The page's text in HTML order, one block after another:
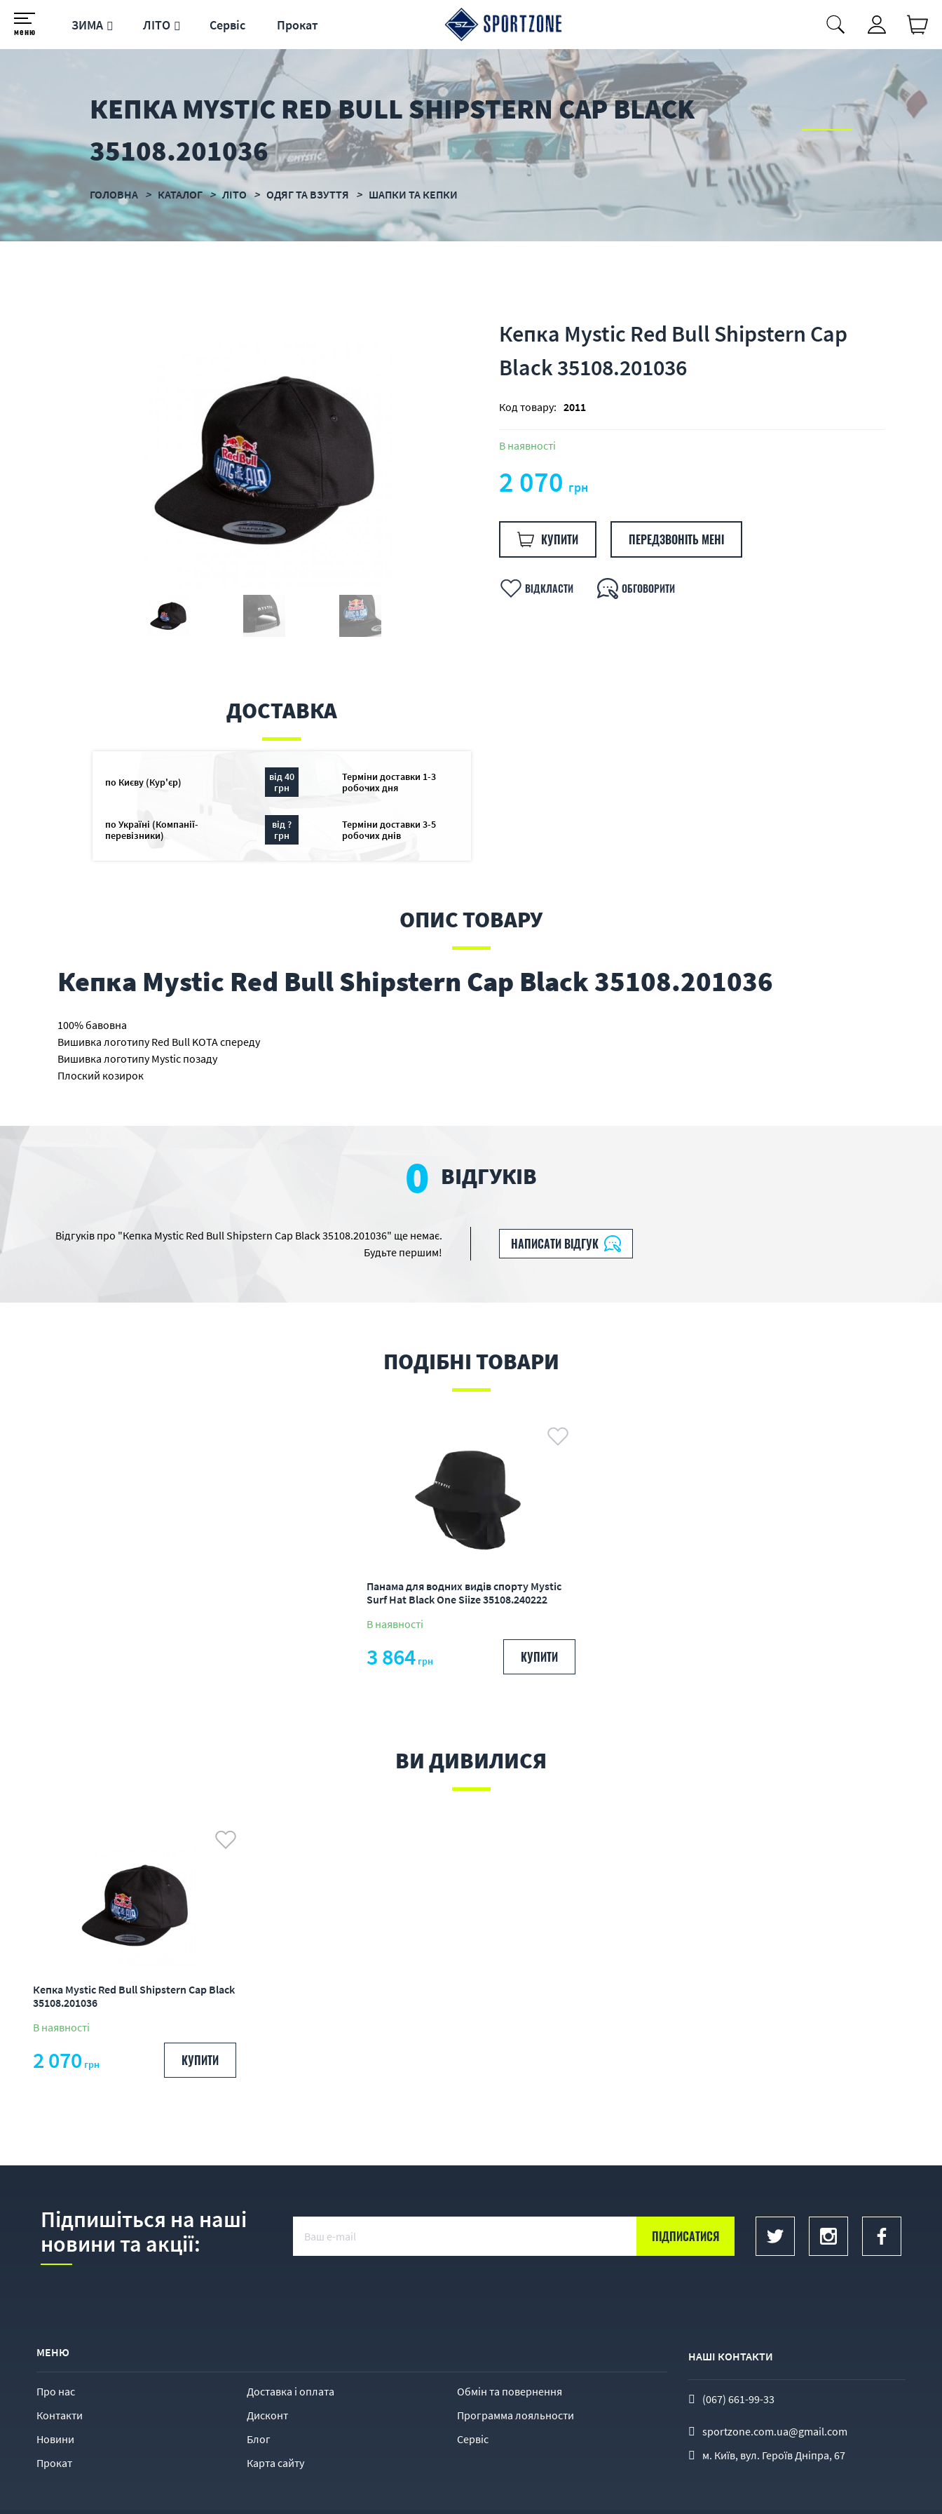
меню ЗИМА ЛІТО Сервіс Прокат
КЕПКА MYSTIC RED BULL SHIPSTERN CAP BLACK
35108.201036
ГОЛОВНА КАТАЛОГ ЛІТО ОДЯГ ТА ВЗУТТЯ ШАПКИ ТА КЕПКИ
Кепка Mystic Red Bull Shipstern Cap
Black 35108.201036
Код товару: 2011
В наявності
2 070 грн
КУПИТИ ПЕРЕДЗВОНІТЬ МЕНІ
ВІДКЛАСТИ ОБГОВОРИТИ
ДОСТАВКА
по Києву (Кур'єр)
від 40
грн
Терміни доставки 1-3
робочих дня
по Україні (Компанії-
перевізники)
від ?
грн
Терміни доставки 3-5
робочих днів
ОПИС ТОВАРУ
Кепка Mystic Red Bull Shipstern Cap Black 35108.201036
100% бавовна
Вишивка логотипу Red Bull KOTA спереду
Вишивка логотипу Mystic позаду
Плоский козирок
0 ВІДГУКІВ
Відгуків про "Кепка Mystic Red Bull Shipstern Cap Black 35108.201036" ще немає.
Будьте першим!
НАПИСАТИ ВІДГУК
ПОДІБНІ ТОВАРИ
Панама для водних видів спорту Mystic
Surf Hat Black One Siize 35108.240222
В наявності
3 864 грн КУПИТИ
ВИ ДИВИЛИСЯ
Кепка Mystic Red Bull Shipstern Cap Black
35108.201036
В наявності
2 070 грн КУПИТИ
Підпишіться на наші
новини та акції:
МЕНЮ
Про нас Доставка і оплата
Обмін та повернення
Контакти
Дисконт
Программа лояльности
Новини
Блог
Сервіс
Прокат
Карта сайту
НАШІ КОНТАКТИ
(067) 661-99-33
sportzone.com.ua@gmail.com
м. Київ, вул. Героїв Дніпра, 67